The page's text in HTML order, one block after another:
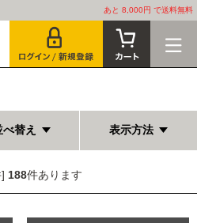
あと 8,000円 で送料無料
べ替え 表示方法
188件あります